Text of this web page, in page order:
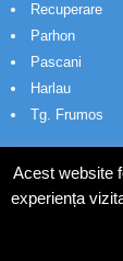
Recuperare
Parhon
Pascani
Harlau
Tg. Frumos
Acest website
experiența